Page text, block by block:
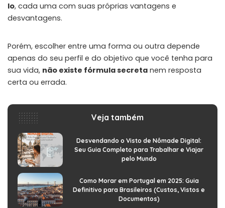
lo, cada uma com suas próprias vantagens e
desvantagens.
Porém, escolher entre uma forma ou outra depende
apenas do seu perfil e do objetivo que você tenha para
sua vida, não existe fórmula secreta nem resposta
certa ou errada.
Veja também
Desvendando o Visto de Nômade Digital:
Seu Guia Completo para Trabalhar e Viajar
pelo Mundo
Como Morar em Portugal em 2025: Guia
Definitivo para Brasileiros (Custos, Vistos e
Documentos)